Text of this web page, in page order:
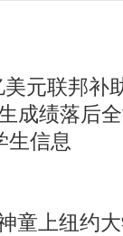
元联邦补
成绩落后
生信息
童上纽约